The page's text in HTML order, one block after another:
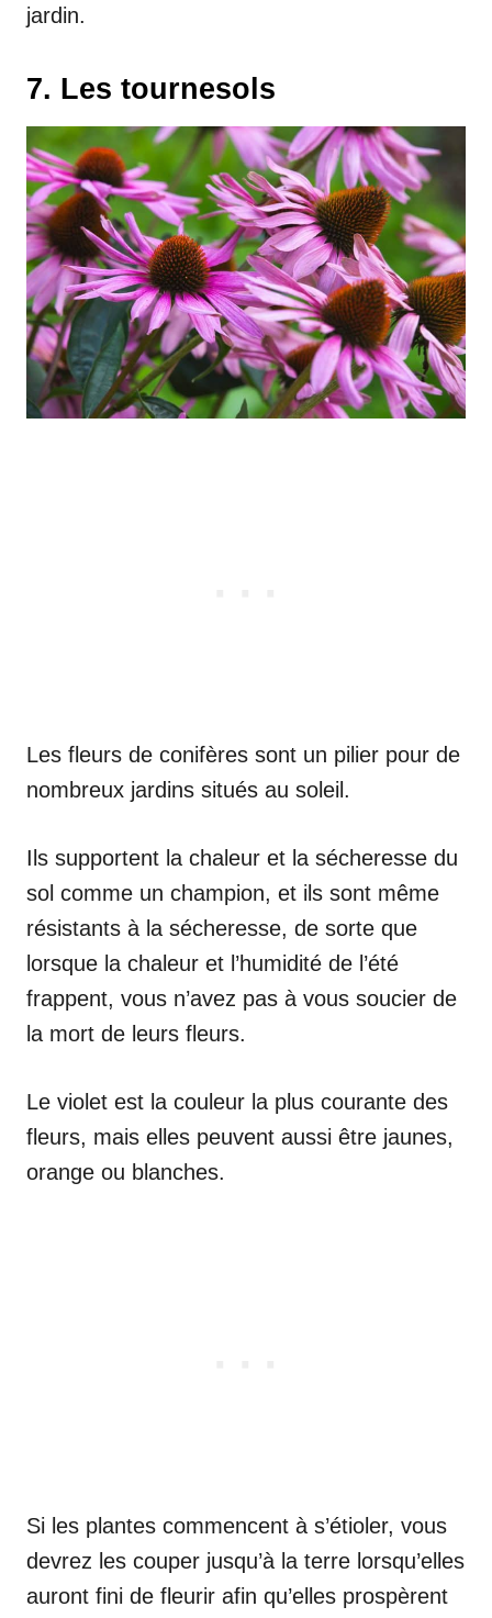
jardin.
7. Les tournesols
Les fleurs de conifères sont un pilier pour de
nombreux jardins situés au soleil.
Ils supportent la chaleur et la sécheresse du
sol comme un champion, et ils sont même
résistants à la sécheresse, de sorte que
lorsque la chaleur et l’humidité de l’été
frappent, vous n’avez pas à vous soucier de
la mort de leurs fleurs.
Le violet est la couleur la plus courante des
fleurs, mais elles peuvent aussi être jaunes,
orange ou blanches.
Si les plantes commencent à s’étioler, vous
devrez les couper jusqu’à la terre lorsqu’elles
auront fini de fleurir afin qu’elles prospèrent